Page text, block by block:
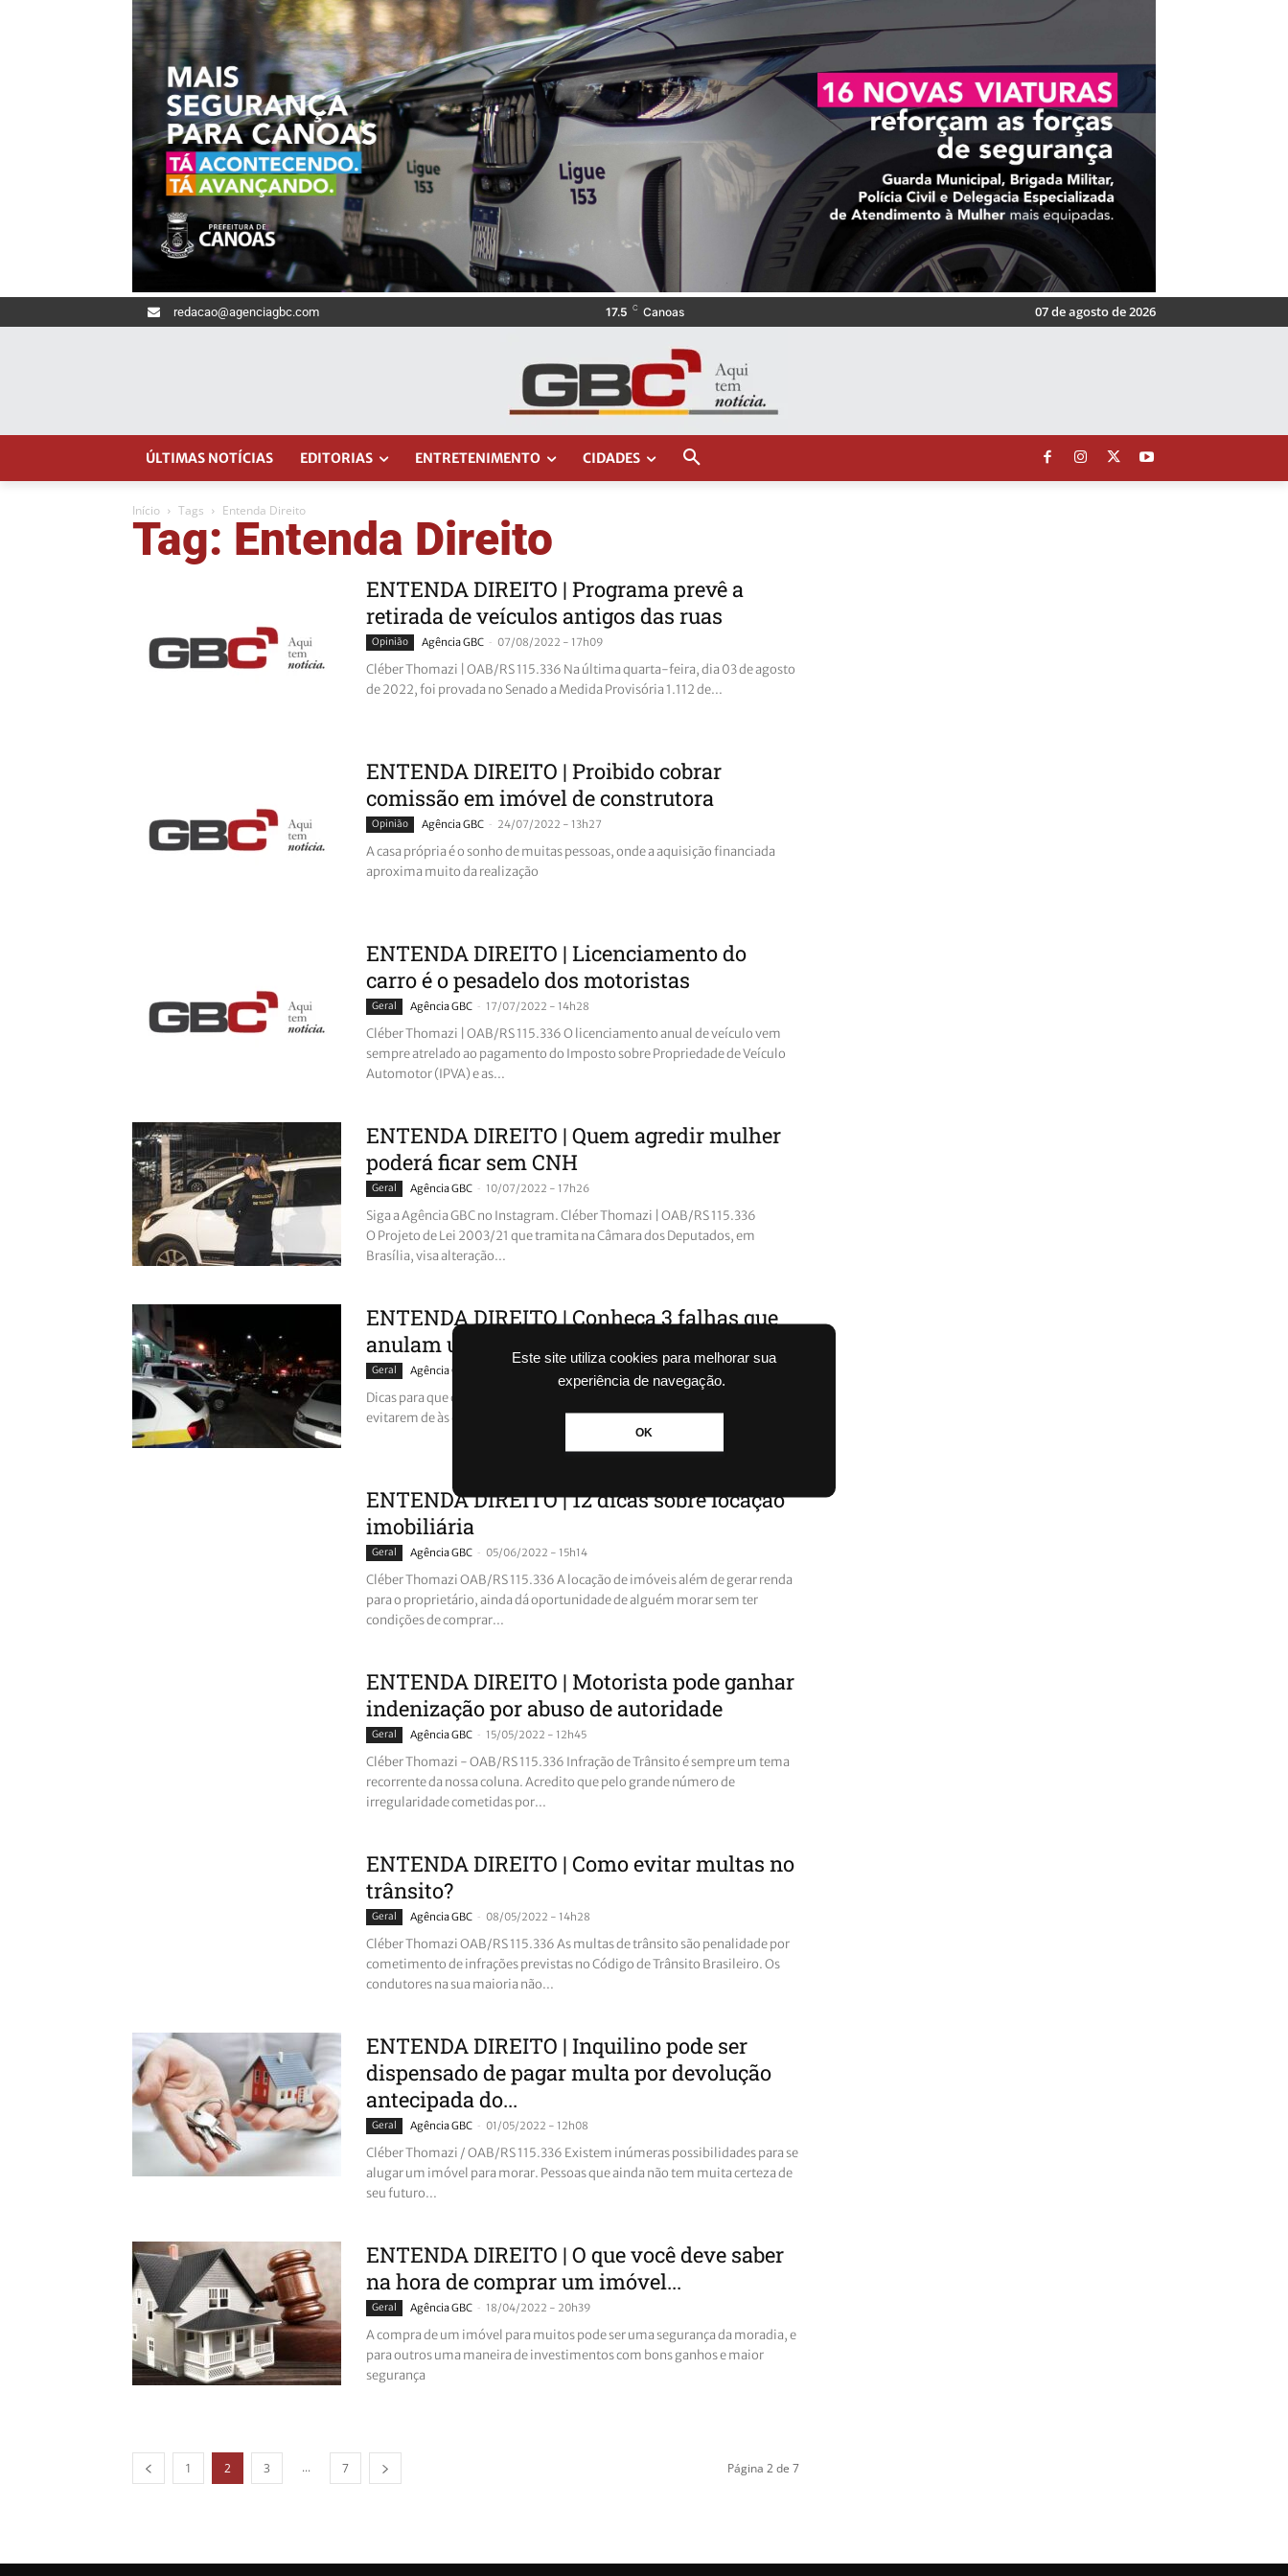
Este site utiliza cookies para melhorar sua
experiência de navegação.
OK
redacao@agenciagbc.com 17.5 C Canoas 07 de agosto de 2026
ÚLTIMAS NOTÍCIAS EDITORIAS ENTRETENIMENTO CIDADES
Início Tags Entenda Direito
Tag: Entenda Direito
ENTENDA DIREITO | Programa prevê a
retirada de veículos antigos das ruas
Opinião Agência GBC - 07/08/2022 - 17h09
Cléber Thomazi | OAB/RS 115.336 Na última quarta-feira, dia 03 de agosto
de 2022, foi provada no Senado a Medida Provisória 1.112 de...
ENTENDA DIREITO | Proibido cobrar
comissão em imóvel de construtora
Opinião Agência GBC - 24/07/2022 - 13h27
A casa própria é o sonho de muitas pessoas, onde a aquisição financiada
aproxima muito da realização
ENTENDA DIREITO | Licenciamento do
carro é o pesadelo dos motoristas
Geral Agência GBC - 17/07/2022 - 14h28
Cléber Thomazi | OAB/RS 115.336 O licenciamento anual de veículo vem
sempre atrelado ao pagamento do Imposto sobre Propriedade de Veículo
Automotor (IPVA) e as...
ENTENDA DIREITO | Quem agredir mulher
poderá ficar sem CNH
Geral Agência GBC - 10/07/2022 - 17h26
Siga a Agência GBC no Instagram. Cléber Thomazi | OAB/RS 115.336
O Projeto de Lei 2003/21 que tramita na Câmara dos Deputados, em
Brasília, visa alteração...
ENTENDA DIREITO | Conheça 3 falhas que
anulam uma multa de trânsito
Geral Agência GBC
Dicas para que os condutores fiquem atentos às falhas e para os agentes
evitarem de às cometerem.
ENTENDA DIREITO | 12 dicas sobre locação
imobiliária
Geral Agência GBC - 05/06/2022 - 15h14
Cléber Thomazi OAB/RS 115.336 A locação de imóveis além de gerar renda
para o proprietário, ainda dá oportunidade de alguém morar sem ter
condições de comprar...
ENTENDA DIREITO | Motorista pode ganhar
indenização por abuso de autoridade
Geral Agência GBC - 15/05/2022 - 12h45
Cléber Thomazi - OAB/RS 115.336 Infração de Trânsito é sempre um tema
recorrente da nossa coluna. Acredito que pelo grande número de
irregularidade cometidas por...
ENTENDA DIREITO | Como evitar multas no
trânsito?
Geral Agência GBC - 08/05/2022 - 14h28
Cléber Thomazi OAB/RS 115.336 As multas de trânsito são penalidade por
cometimento de infrações previstas no Código de Trânsito Brasileiro. Os
condutores na sua maioria não...
ENTENDA DIREITO | Inquilino pode ser
dispensado de pagar multa por devolução
antecipada do...
Geral Agência GBC - 01/05/2022 - 12h08
Cléber Thomazi / OAB/RS 115.336 Existem inúmeras possibilidades para se
alugar um imóvel para morar. Pessoas que ainda não tem muita certeza de
seu futuro...
ENTENDA DIREITO | O que você deve saber
na hora de comprar um imóvel...
Geral Agência GBC - 18/04/2022 - 20h39
A compra de um imóvel para muitos pode ser uma segurança da moradia, e
para outros uma maneira de investimentos com bons ganhos e maior
segurança
1 2 3 ... 7 Página 2 de 7